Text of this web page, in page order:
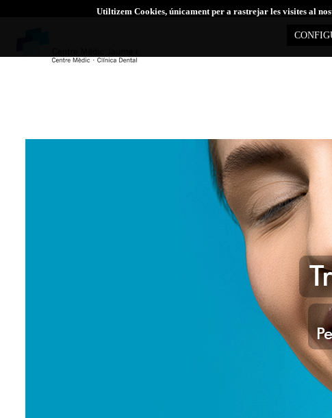
Utiltizem Cookies, únicament per a rastrejar les visites al